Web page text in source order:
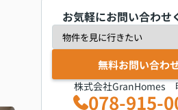
お気軽にお問い合わせ
無料お問い合わ
株式会社GranHomes
078-915-